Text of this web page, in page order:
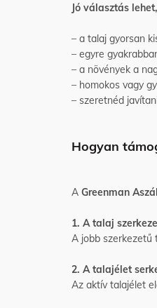
Jó választás
– a talaj gyorsan
– egyre
– a növények a
– homokos vagy
– szeretnéd
Hogyan
A Greenman
1. A talaj
A jobb szerkezetű
2. A talajélet
Az aktív talajélet